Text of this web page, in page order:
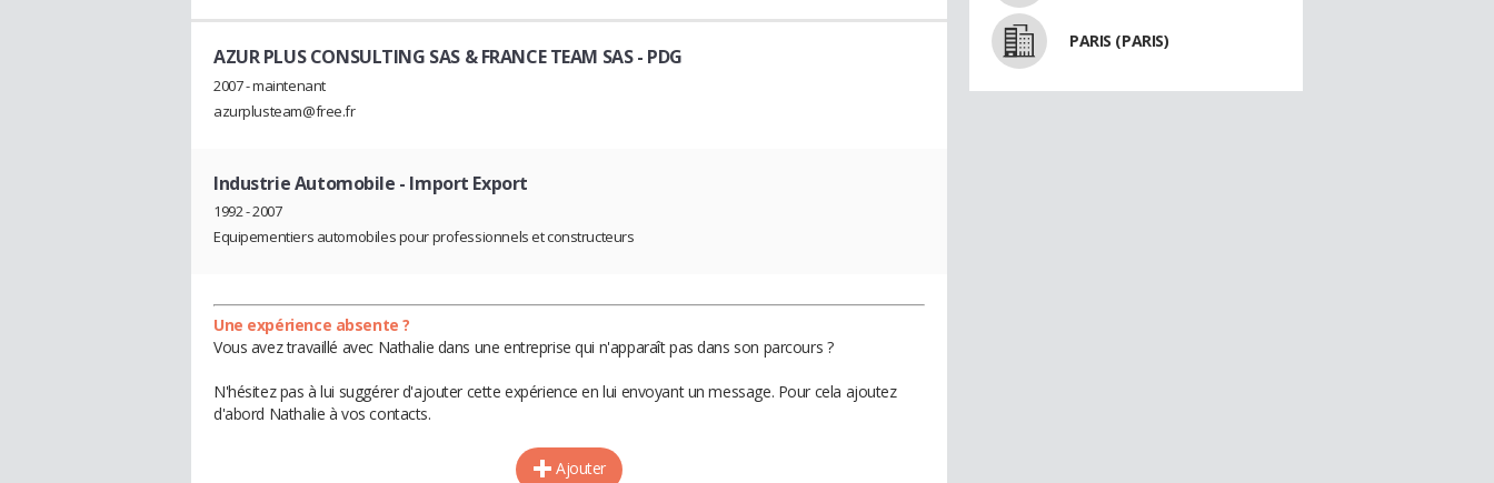
AZUR PLUS CONSULTING SAS & FRANCE TEAM SAS- PDG
2007 - maintenant
azurplusteam@free.fr
Industrie Automobile - Import Export
1992 - 2007
Equipementiers automobiles pour professionnels et constructeurs
Une expérience absente ?
Vous avez travaillé avec Nathalie dans une entreprise qui n'apparaît pas dans son parcours ?
N'hésitez pas à lui suggérer d'ajouter cette expérience en lui envoyant un message. Pour cela ajoutez
d'abord Nathalie à vos contacts.
Ajouter
PARIS (PARIS)